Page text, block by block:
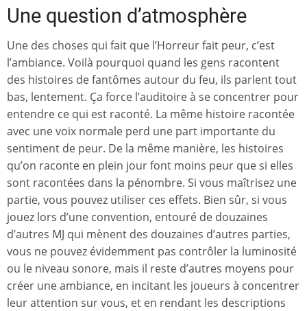
Une question d’atmosphère
Une des choses qui fait que l’Horreur fait peur, c’est
l’ambiance. Voilà pourquoi quand les gens racontent
des histoires de fantômes autour du feu, ils parlent tout
bas, lentement. Ça force l’auditoire à se concentrer pour
entendre ce qui est raconté. La même histoire racontée
avec une voix normale perd une part importante du
sentiment de peur. De la même manière, les histoires
qu’on raconte en plein jour font moins peur que si elles
sont racontées dans la pénombre. Si vous maîtrisez une
partie, vous pouvez utiliser ces effets. Bien sûr, si vous
jouez lors d’une convention, entouré de douzaines
d’autres MJ qui mènent des douzaines d’autres parties,
vous ne pouvez évidemment pas contrôler la luminosité
ou le niveau sonore, mais il reste d’autres moyens pour
créer une ambiance, en incitant les joueurs à concentrer
leur attention sur vous, et en rendant les descriptions